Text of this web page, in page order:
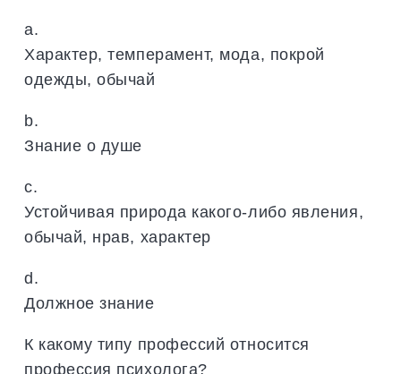
a.
Характер, темперамент, мода, покрой
одежды, обычай
b.
Знание о душе
c.
Устойчивая природа какого-либо явления,
обычай, нрав, характер
d.
Должное знание
К какому типу профессий относится
профессия психолога?